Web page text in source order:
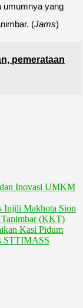
umumnya yang
(Jams)
pemerataan
Inovasi UMKM
Injili Makhota Sion
(KKT)
Kasi Pidum
STTIMASS